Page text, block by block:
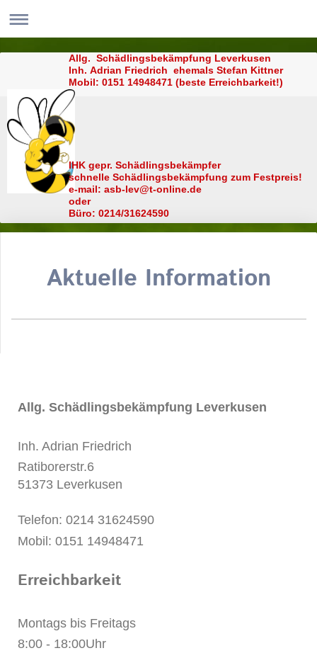
Allg. Schädlingsbekämpfung Leverkusen
Inh. Adrian Friedrich ehemals Stefan Kittner
Mobil: 0151 14948471 (beste Erreichbarkeit!)
IHK gepr. Schädlingsbekämpfer
schnelle Schädlingsbekämpfung zum Festpreis!
e-mail: asb-lev@t-online.de
oder
Büro: 0214/31624590
Aktuelle Information
Allg. Schädlingsbekämpfung Leverkusen
Inh. Adrian Friedrich
Ratiborerstr.6
51373 Leverkusen
Telefon: 0214 31624590
Mobil: 0151 14948471
Erreichbarkeit
Montags bis Freitags
8:00 - 18:00Uhr